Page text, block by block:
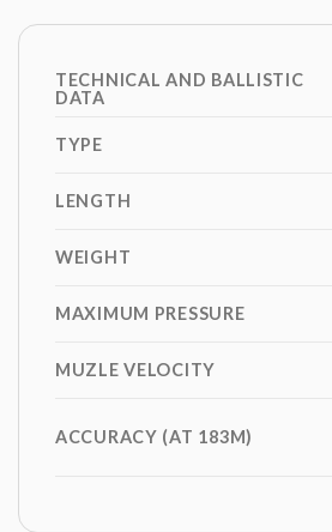
TECHNICAL AND BALLISTIC
DATA
TYPE
LENGTH
WEIGHT
MAXIMUM PRESSURE
MUZLE VELOCITY
ACCURACY (AT 183M)